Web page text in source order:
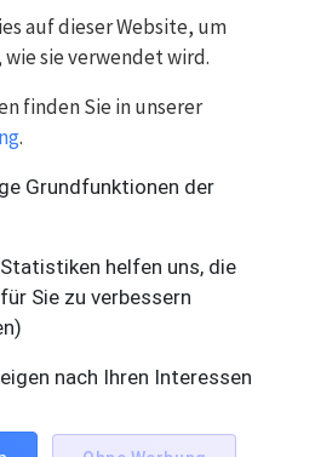
Lenovo
auf dieser Website, um
sie verwendet wird.
finden Sie in unserer
.
Grundfunktionen der
helfen uns, die
Sie zu verbessern
nach Ihren Interessen